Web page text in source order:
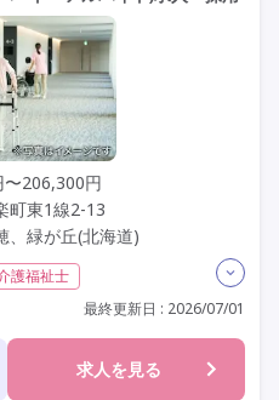
〜206,300円
町東1線2-13
、緑が丘(北海道)
護福祉士
任者研修(ヘルパー2級)
時間以内
残業ほぼなし
交通費支給
最終更新日 : 2026/07/01
求人を見る